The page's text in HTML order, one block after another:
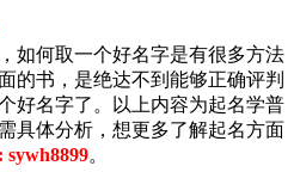
如何取一个好名字是有很多方法
的书，是绝达不到能够正确评判
好名字了。以上内容为起名学普
具体分析，想更多了解起名方面
sywh8899。